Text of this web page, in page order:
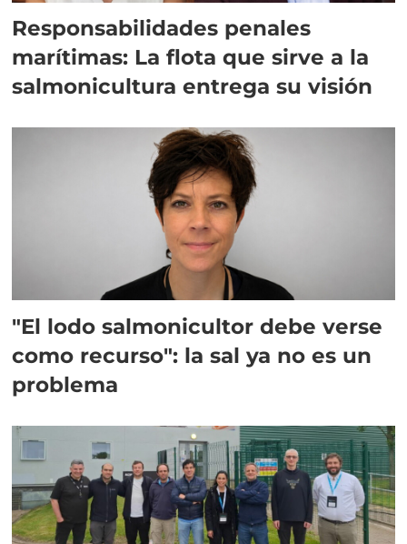
Responsabilidades penales
marítimas: La flota que sirve a la
salmonicultura entrega su visión
"El lodo salmonicultor debe verse
como recurso": la sal ya no es un
problema